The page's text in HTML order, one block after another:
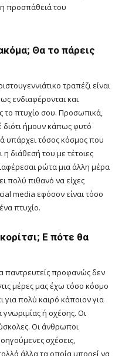
προσπάθειά του
Θα το πάρεις
τραπέζι είναι
ενδιαφέρονται και
το πτυχίο σου. Προσωπικά,
διότι ήμουν κάπως φυτό
υπάρχει τόσος κόσμος που
διάθεσή του με τέτοιες
ρώτα μια άλλη μέρα
πολύ πιθανό να είχες
media εφόσον είναι τόσο
πτυχίο.
Ε πότε θα
παντρευτείς προφανώς δεν
μέρες μας έχω τόσο κόσμο
πολύ καιρό κάποιον για
γνωριμίας ή σχέσης. Οι
Οι άνθρωποι
σχέσεις,
άλλα τα οποία μπορεί να